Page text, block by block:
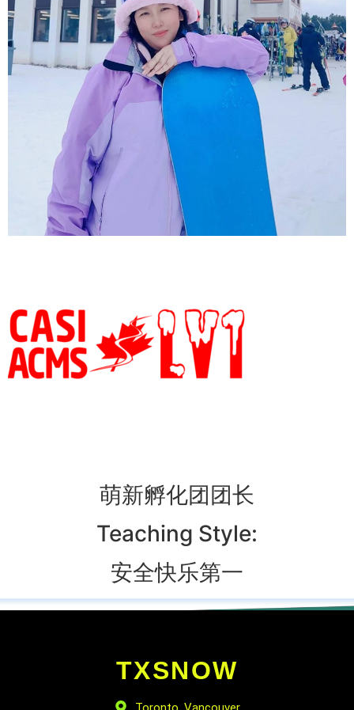
萌新孵化团团长
Teaching Style:
安全快乐第一
TXSNOW